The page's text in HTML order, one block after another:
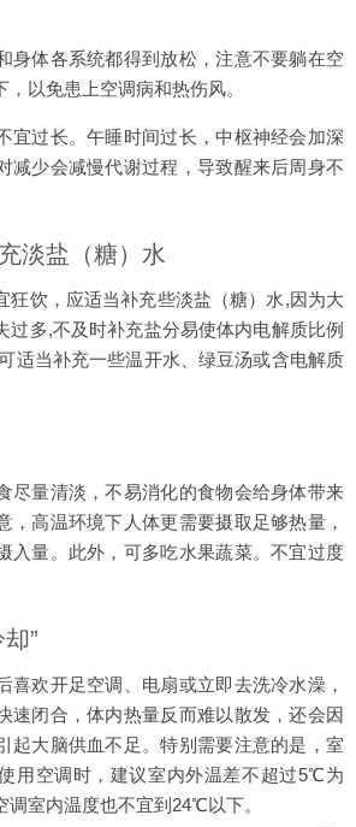
身体各系统都得到放松，注意不要躺在空
以免患上空调病和热伤风。
宜过长。午睡时间过长，中枢神经会加深
减少会减慢代谢过程，导致醒来后周身不
淡盐（糖）水
狂饮，应适当补充些淡盐（糖）水,因为大
过多,不及时补充盐分易使体内电解质比例
适当补充一些温开水、绿豆汤或含电解质
尽量清淡，不易消化的食物会给身体带来
，高温环境下人体更需要摄取足够热量，
入量。此外，可多吃水果蔬菜。不宜过度
”
喜欢开足空调、电扇或立即去洗冷水澡，
速闭合，体内热量反而难以散发，还会因
起大脑供血不足。特别需要注意的是，室
用空调时，建议室内外温差不超过5℃为
调室内温度也不宜到24℃以下。